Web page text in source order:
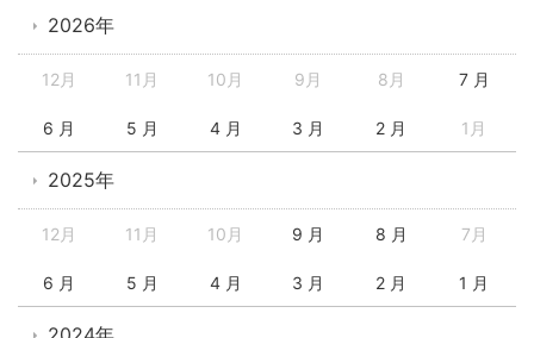
2026年
12月 11月 10月 9月 8月 7 月
6 月 5 月 4 月 3 月 2 月 1月
2025年
12月 11月 10月 9 月 8 月 7月
6 月 5 月 4 月 3 月 2 月 1 月